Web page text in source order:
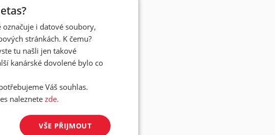
i datové soubory,
stránkách. K čemu?
tu našli jen takové
kanárské dovolené bylo co
Váš souhlas.
naleznete zde.
VŠE PŘIJMOUT